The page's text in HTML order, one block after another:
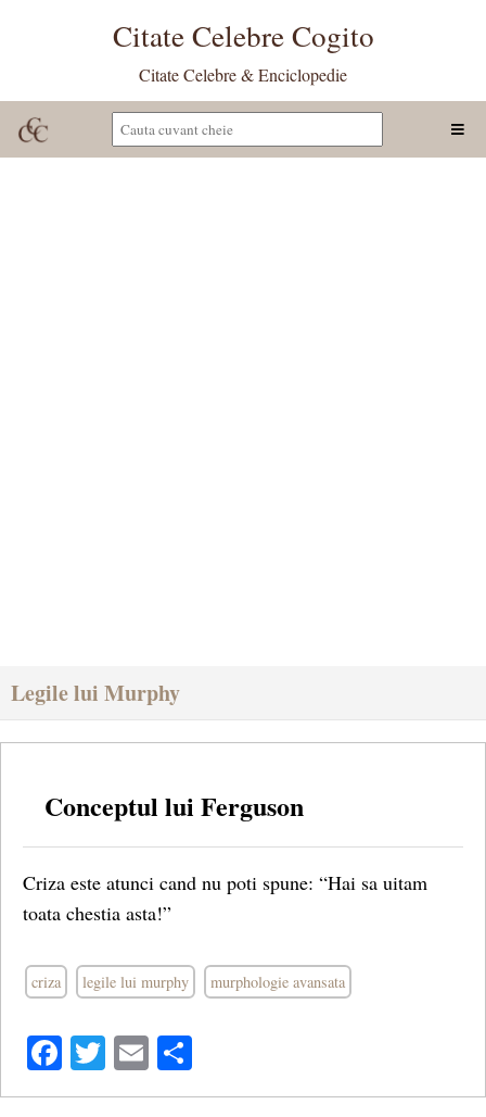
Citate Celebre Cogito
Citate Celebre & Enciclopedie
Legile lui Murphy
Conceptul lui Ferguson
Criza este atunci cand nu poti spune: “Hai sa uitam
toata chestia asta!”
criza legile lui murphy murphologie avansata
Facebook
Twitter
Email